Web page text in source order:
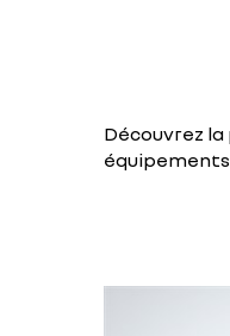
Découvrez